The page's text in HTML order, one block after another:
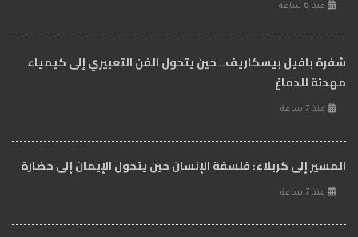
منذ 6 ساعة
شفرة بافيل بيسكاريف.. حين يتحول الفن التعبيري إلى كيمياء
مهدئة للدماغ
منذ 7 ساعة
المسير إلى كربلاء: فلسفة الإنسان حين يتحول الإيمان إلى حضارة
منذ 7 ساعة